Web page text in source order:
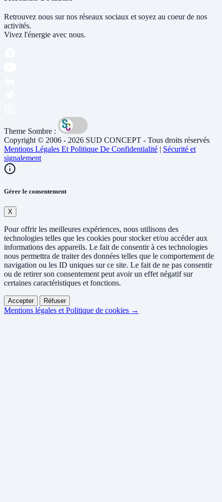
Retrouvez nous sur nos réseaux sociaux et soyez au coeur de nos
activités.
Vivez l'énergie avec nous.
Theme Sombre :
Copyright © 2006 - 2026 SUD CONCEPT - Tous droits réservés
Mentions Légales Et Politique De Confidentialité | Sécurité et
signalement
Gérer le consentement
X
Pour offrir les meilleures expériences, nous utilisons des
technologies telles que les cookies pour stocker et/ou accéder aux
informations des appareils. Le fait de consentir à ces technologies
nous permettra de traiter des données telles que le comportement de
navigation ou les ID uniques sur ce site. Le fait de ne pas consentir
ou de retirer son consentement peut avoir un effet négatif sur
certaines caractéristiques et fonctions.
Accepter Réfuser
Mentions légales et Politique de cookies →